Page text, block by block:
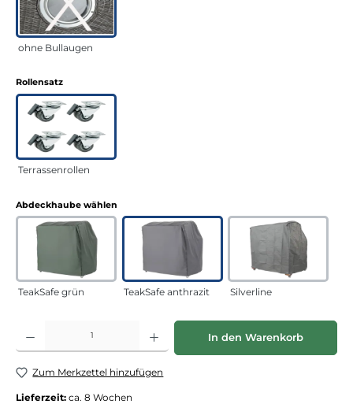
ohne Bullaugen
Rollensatzauswählen
Terrassenrollen
Abdeckhaube wählen
TeakSafe grün TeakSafe anthrazit Silverline
Produkt Anzahl: Gib den gewünschten Wert ein oder benutze die
In den Warenkorb
Zum Merkzettel hinzufügen
Lieferzeit: ca. 8 Wochen